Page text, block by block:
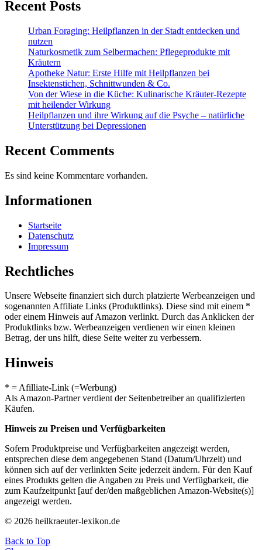
Recent Posts
Urban Foraging: Heilpflanzen in der Stadt entdecken und
nutzen
Naturkosmetik zum Selbermachen: Pflegeprodukte mit
Kräutern
Apotheke Natur: Erste Hilfe mit Heilpflanzen bei
Insektenstichen, Schnittwunden & Co.
Von der Wiese in die Küche: Kulinarische Kräuter-Rezepte
mit heilender Wirkung
Heilpflanzen und ihre Wirkung auf die Psyche – natürliche
Unterstützung bei Depressionen
Recent Comments
Es sind keine Kommentare vorhanden.
Informationen
Startseite
Datenschutz
Impressum
Rechtliches
Unsere Webseite finanziert sich durch platzierte Werbeanzeigen und
sogenannten Affiliate Links (Produktlinks). Diese sind mit einem *
oder einem Hinweis auf Amazon verlinkt. Durch das Anklicken der
Produktlinks bzw. Werbeanzeigen verdienen wir einen kleinen
Betrag, der uns hilft, diese Seite weiter zu verbessern.
Hinweis
* = Afilliate-Link (=Werbung)
Als Amazon-Partner verdient der Seitenbetreiber an qualifizierten
Käufen.
Hinweis zu Preisen und Verfügbarkeiten
Sofern Produktpreise und Verfügbarkeiten angezeigt werden,
entsprechen diese dem angegebenen Stand (Datum/Uhrzeit) und
können sich auf der verlinkten Seite jederzeit ändern. Für den Kauf
eines Produkts gelten die Angaben zu Preis und Verfügbarkeit, die
zum Kaufzeitpunkt [auf der/den maßgeblichen Amazon-Website(s)]
angezeigt werden.
© 2026 heilkraeuter-lexikon.de
Back to Top